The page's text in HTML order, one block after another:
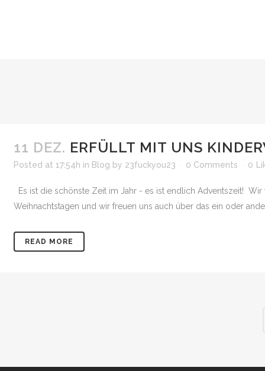
11 DEZ. ERFÜLLT MIT UNS
Posted at 17:54h in Blog by 23fuckyou23 0 Comments 0
Es ist die schönste Zeit im Jahr - es ist endlich Adventszeit!
Weihnachtstagen und wir freuen uns auch über das ein oder
READ MORE